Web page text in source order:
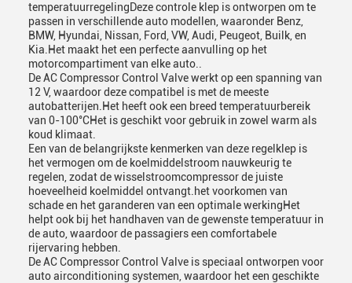
temperatuurregelingDeze controle klep is ontworpen om te
passen in verschillende auto modellen, waaronder Benz,
BMW, Hyundai, Nissan, Ford, VW, Audi, Peugeot, Builk, en
Kia.Het maakt het een perfecte aanvulling op het
motorcompartiment van elke auto..
De AC Compressor Control Valve werkt op een spanning van
12 V, waardoor deze compatibel is met de meeste
autobatterijen.Het heeft ook een breed temperatuurbereik
van 0-100°CHet is geschikt voor gebruik in zowel warm als
koud klimaat.
Een van de belangrijkste kenmerken van deze regelklep is
het vermogen om de koelmiddelstroom nauwkeurig te
regelen, zodat de wisselstroomcompressor de juiste
hoeveelheid koelmiddel ontvangt.het voorkomen van
schade en het garanderen van een optimale werkingHet
helpt ook bij het handhaven van de gewenste temperatuur in
de auto, waardoor de passagiers een comfortabele
rijervaring hebben.
De AC Compressor Control Valve is speciaal ontworpen voor
auto airconditioning systemen, waardoor het een geschikte